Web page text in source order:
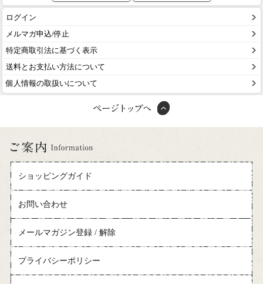
ログイン
メルマガ申込/停止
特定商取引法に基づく表示
送料とお支払い方法について
個人情報の取扱いについて
ショッピングガイド
お問い合わせ
メールマガジン登録 / 解除
プライバシーポリシー